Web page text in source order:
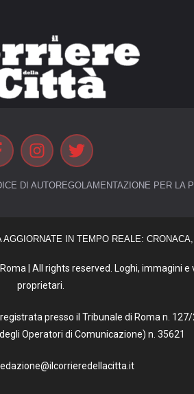
DI AUTOREGOLAMENTAZIONE PER LA
IN TEMPO REALE:
| All rights reserved. Loghi, immagini
proprietari.
presso il Tribunale di Roma n.
Operatori di Comunicazione) n. 35621